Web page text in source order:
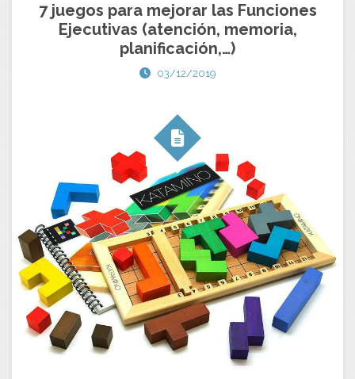
7 juegos para mejorar las Funciones
Ejecutivas (atención, memoria,
planificación,…)
03/12/2019